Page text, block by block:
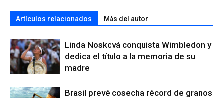
Artículos relacionados Más del autor
Linda Nosková conquista Wimbledon y
dedica el título a la memoria de su
madre
Brasil prevé cosecha récord de granos